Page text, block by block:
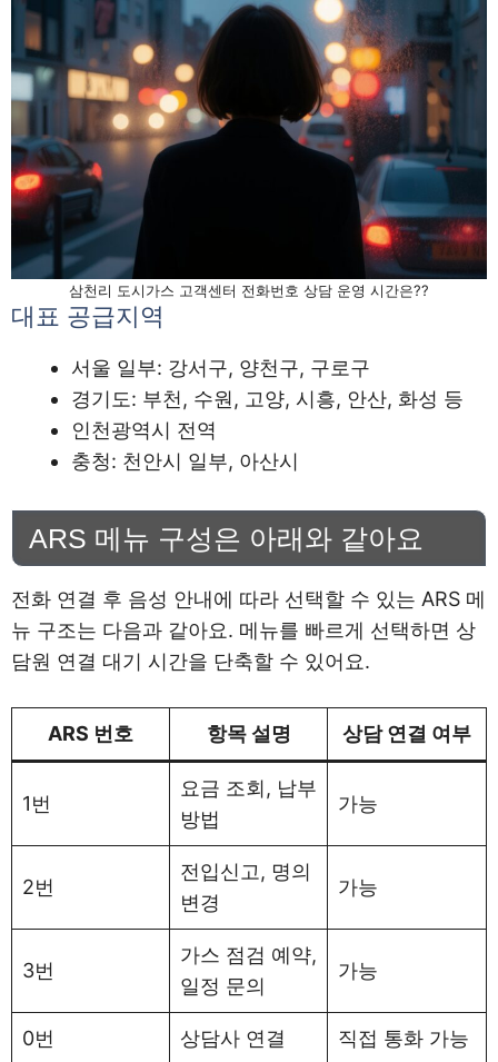
삼천리 도시가스 고객센터 전화번호 상담 운영 시간은??
대표 공급지역
서울 일부: 강서구, 양천구, 구로구
경기도: 부천, 수원, 고양, 시흥, 안산, 화성 등
인천광역시 전역
충청: 천안시 일부, 아산시
ARS 메뉴 구성은 아래와 같아요
전화 연결 후 음성 안내에 따라 선택할 수 있는 ARS 메
뉴 구조는 다음과 같아요. 메뉴를 빠르게 선택하면 상
담원 연결 대기 시간을 단축할 수 있어요.
ARS 번호 항목 설명 상담 연결 여부
1번
요금 조회, 납부
방법
가능
2번
전입신고, 명의
변경
가능
3번
가스 점검 예약,
일정 문의
가능
0번 상담사 연결 직접 통화 가능